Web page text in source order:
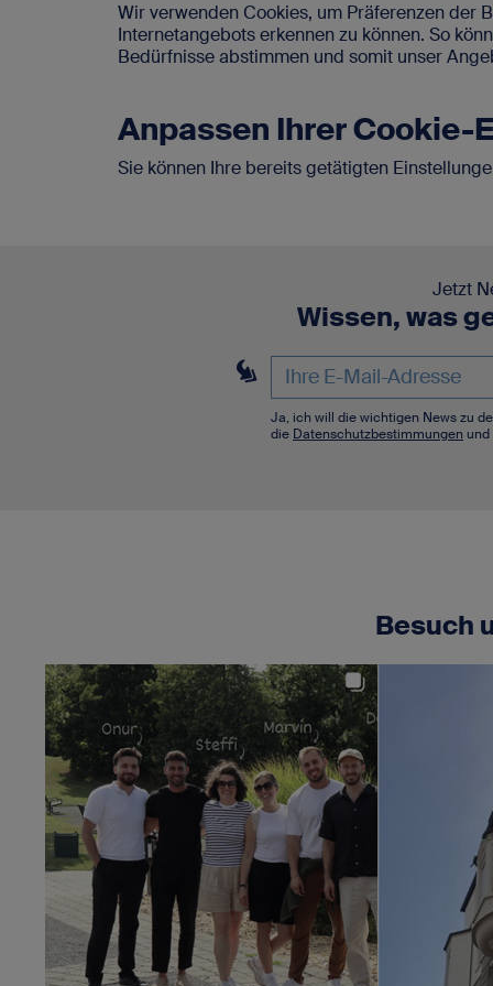
Wir verwenden Cookies, um Präferenzen der
Internetangebots erkennen zu können. So
Bedürfnisse abstimmen und somit unser
Anpassen Ihrer Cookie-
Sie können Ihre bereits getätigten
Jetzt
Wissen, was
Ja, ich will die wichtigen News zu
die Datenschutzbestimmungen
Besuch